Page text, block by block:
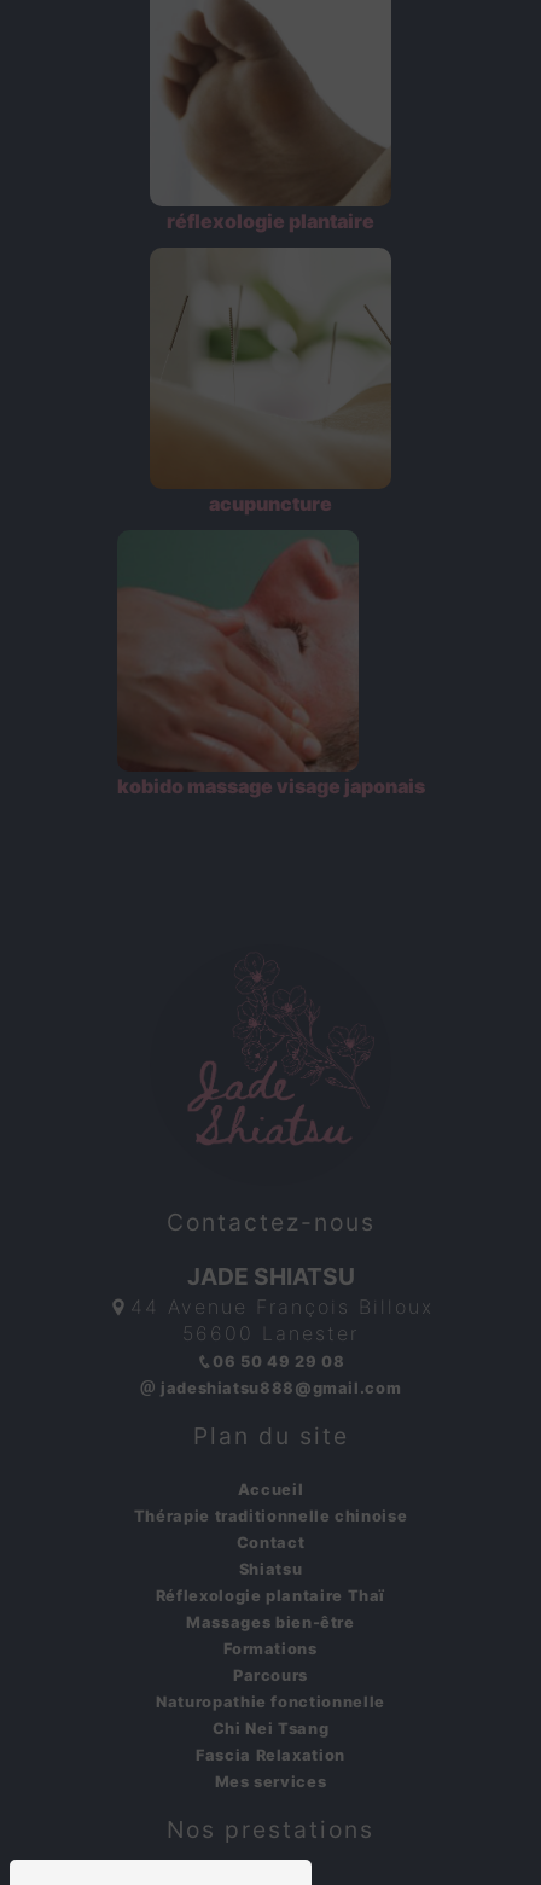
réflexologie plantaire
acupuncture
kobido massage visage japonais
Contactez-nous
JADE SHIATSU
44 Avenue François Billoux
56600 Lanester
06 50 49 29 08
jadeshiatsu888@gmail.com
Plan du site
Accueil
Thérapie traditionnelle chinoise
Contact
Shiatsu
Réflexologie plantaire Thaï
Massages bien-être
Formations
Parcours
Naturopathie fonctionnelle
Chi Nei Tsang
Fascia Relaxation
Mes services
Nos prestations